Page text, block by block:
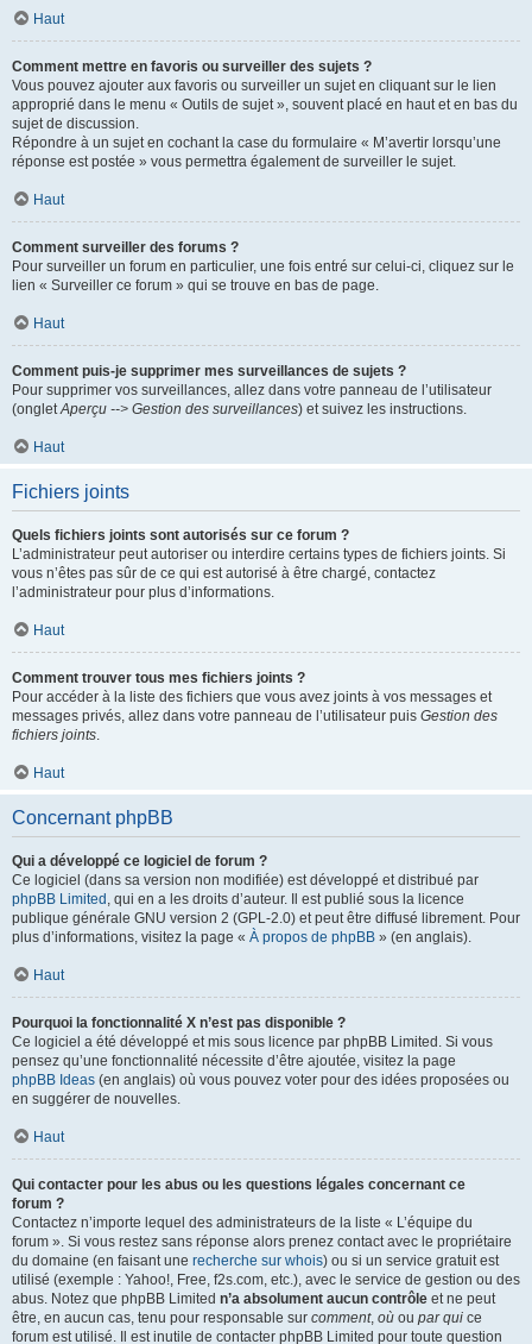
Haut
Comment mettre en favoris ou surveiller des sujets ?
Vous pouvez ajouter aux favoris ou surveiller un sujet en cliquant sur le lien
approprié dans le menu « Outils de sujet », souvent placé en haut et en bas du
sujet de discussion.
Répondre à un sujet en cochant la case du formulaire « M’avertir lorsqu’une
réponse est postée » vous permettra également de surveiller le sujet.
Haut
Comment surveiller des forums ?
Pour surveiller un forum en particulier, une fois entré sur celui-ci, cliquez sur le
lien « Surveiller ce forum » qui se trouve en bas de page.
Haut
Comment puis-je supprimer mes surveillances de sujets ?
Pour supprimer vos surveillances, allez dans votre panneau de l’utilisateur
(ongletAperçu --> Gestion des surveillances) et suivez les instructions.
Haut
Fichiers joints
Quels fichiers joints sont autorisés sur ce forum ?
L’administrateur peut autoriser ou interdire certains types de fichiers joints. Si
vous n’êtes pas sûr de ce qui est autorisé à être chargé, contactez
l’administrateur pour plus d’informations.
Haut
Comment trouver tous mes fichiers joints ?
Pour accéder à la liste des fichiers que vous avez joints à vos messages et
messages privés, allez dans votre panneau de l’utilisateur puis Gestion des
fichiers joints.
Haut
Concernant phpBB
Qui a développé ce logiciel de forum ?
Ce logiciel (dans sa version non modifiée) est développé et distribué par
phpBB Limited , qui en a les droits d’auteur. Il est publié sous la licence
publique générale GNU version 2 (GPL-2.0) et peut être diffusé librement. Pour
plus d’informations, visitez la page « À propos de phpBB » (en anglais).
Haut
Pourquoi la fonctionnalité X n’est pas disponible ?
Ce logiciel a été développé et mis sous licence par phpBB Limited. Si vous
pensez qu’une fonctionnalité nécessite d’être ajoutée, visitez la page
phpBB Ideas (en anglais) où vous pouvez voter pour des idées proposées ou
en suggérer de nouvelles.
Haut
Qui contacter pour les abus ou les questions légales concernant ce
forum ?
Contactez n’importe lequel des administrateurs de la liste « L’équipe du
forum ». Si vous restez sans réponse alors prenez contact avec le propriétaire
du domaine (en faisant une recherche sur whois) ou si un service gratuit est
utilisé (exemple : Yahoo!, Free, f2s.com, etc.), avec le service de gestion ou des
abus. Notez que phpBB Limited n’a absolument aucun contrôle et ne peut
être, en aucun cas, tenu pour responsable sur comment, où ou par qui ce
forum est utilisé. Il est inutile de contacter phpBB Limited pour toute question